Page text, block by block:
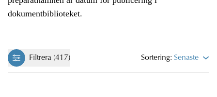
dokumentbiblioteket.
Filtrera (417) Sortering: Senaste